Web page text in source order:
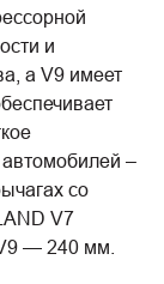
и
а V9 имеет
–
со
V7
— 240 мм.